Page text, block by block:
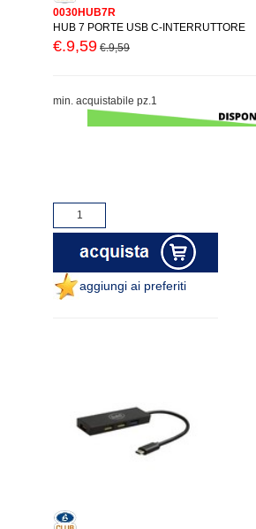
0030HUB7R
HUB 7 PORTE USB C-INTERRUTTORE
€.9,59 €.9,59
min. acquistabile pz.1
aggiungi ai preferiti